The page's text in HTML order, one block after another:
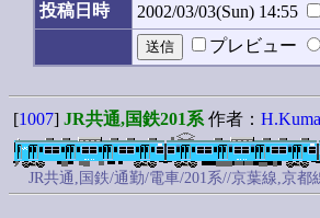
投稿日時 2002/03/03(Sun) 14:55
プレビュー
[1007] JR共通,国鉄201系 作者： H.Kuma
JR共通,国鉄/通勤/電車/201系//京葉線,京都